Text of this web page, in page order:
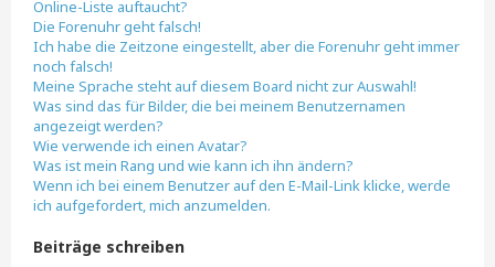
Online-Liste auftaucht?
Die Forenuhr geht falsch!
Ich habe die Zeitzone eingestellt, aber die Forenuhr geht immer
noch falsch!
Meine Sprache steht auf diesem Board nicht zur Auswahl!
Was sind das für Bilder, die bei meinem Benutzernamen
angezeigt werden?
Wie verwende ich einen Avatar?
Was ist mein Rang und wie kann ich ihn ändern?
Wenn ich bei einem Benutzer auf den E-Mail-Link klicke, werde
ich aufgefordert, mich anzumelden.
Beiträge schreiben